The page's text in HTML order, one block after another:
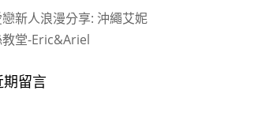
戀新人浪漫分享: 沖繩艾妮
堂-Eric&Ariel
期留言